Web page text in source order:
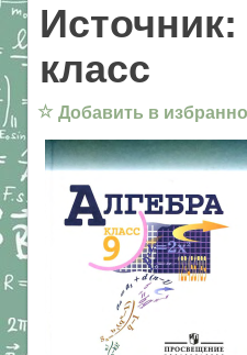
класс
☆ Добавить в